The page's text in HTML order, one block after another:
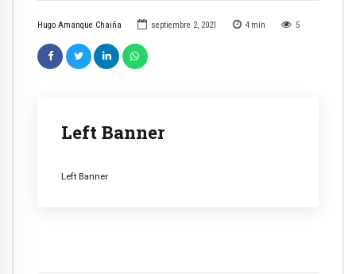
Hugo Amanque Chaiña septiembre 2, 2021 4 min 5
Left Banner
Left Banner